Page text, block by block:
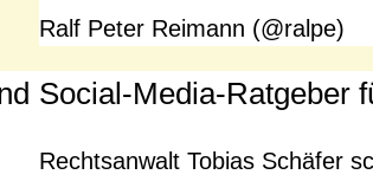
Ralf Peter Reimann (@ralpe)
Social-Media-Ratgeber
Rechtsanwalt Tobias Schäfer